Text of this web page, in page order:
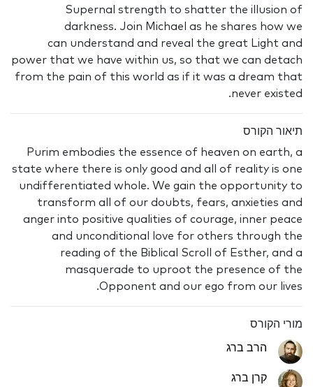
Supernal strength to shatter the illusion of
darkness. Join Michael as he shares how we
can understand and reveal the great Light and
power that we have within us, so that we can detach
from the pain of this world as if it was a dream that
never existed.
תיאור הקורס
Purim embodies the essence of heaven on earth, a
state where there is only good and all of reality is one
undifferentiated whole. We gain the opportunity to
transform all of our doubts, fears, anxieties and
anger into positive qualities of courage, inner peace
and unconditional love for others through the
reading of the Biblical Scroll of Esther, and a
masquerade to uproot the presence of the
Opponent and our ego from our lives.
מורי הקורס
הרב ברג
קרן ברג